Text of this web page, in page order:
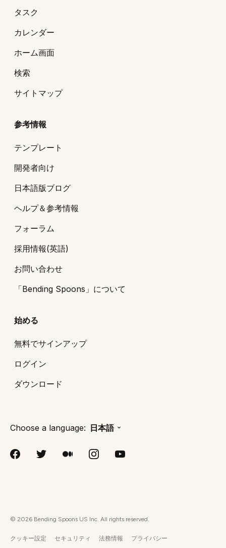
タスク
カレンダー
ホーム画面
検索
サイトマップ
参考情報
テンプレート
開発者向け
日本語版ブログ
ヘルプ＆参考情報
フォーラム
採用情報(英語)
お問い合わせ
「Bending Spoons」について
始める
無料でサインアップ
ログイン
ダウンロード
Choose a language: 日本語
© 2026 Bending Spoons US Inc. All rights reserved.
クッキー設定 セキュリティ 法務情報 プライバシー